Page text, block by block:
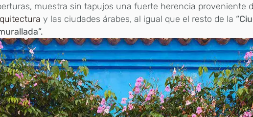
muestra sin tapujos una fuerte herencia proveniente
y las ciudades árabes, al igual que el resto de la